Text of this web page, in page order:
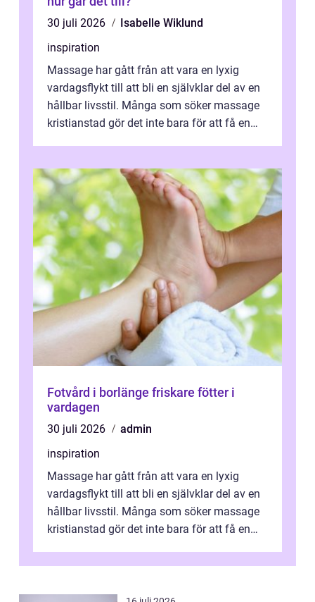
30 juli 2026
Isabelle Wiklund
inspiration
Massage har gått från att vara en lyxig
vardagsflykt till att bli en självklar del av en
hållbar livsstil. Många som söker massage
kristianstad gör det inte bara för att få en
Fotvård i borlänge friskare fötter i
vardagen
30 juli 2026
admin
inspiration
Massage har gått från att vara en lyxig
vardagsflykt till att bli en självklar del av en
hållbar livsstil. Många som söker massage
kristianstad gör det inte bara för att få en